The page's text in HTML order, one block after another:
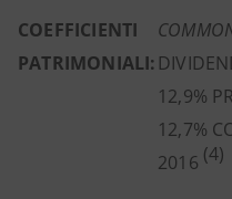
COEFFICIENTI
PATRIMONIALI:
12,9%
12,7%
2016 (4)